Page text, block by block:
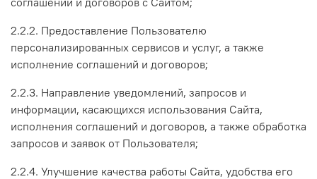
2.2.2. Предоставление Пользователю
персонализированных сервисов и услуг, а также
исполнение соглашений и договоров;
2.2.3. Направление уведомлений, запросов и
информации, касающихся использования Сайта,
исполнения соглашений и договоров, а также обработка
запросов и заявок от Пользователя;
2.2.4. Улучшение качества работы Сайта, удобства его